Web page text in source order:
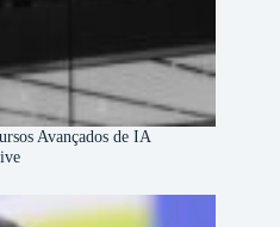
Avançados de IA